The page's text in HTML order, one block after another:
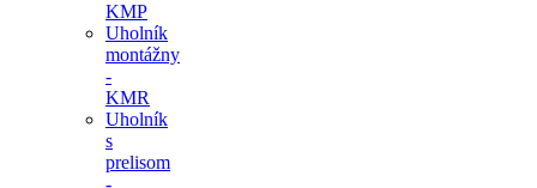
KMP
Uholník
montážny
-
KMR
Uholník
s
prelisom
-